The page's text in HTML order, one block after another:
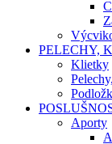
PELECHY,
Klietky
Aporty